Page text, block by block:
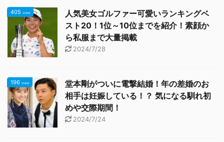
405 view
人気美女ゴルファー可愛いランキングベ
スト20！1位～10位までを紹介！素顔か
ら私服まで大量掲載
2024/7/28
196 view
堂本剛がついに電撃結婚！年の差婚のお
相手は妊娠している！？ 気になる馴れ初
めや交際期間！
2024/7/24